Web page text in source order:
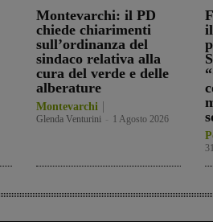
Montevarchi: il PD
chiede chiarimenti
sull’ordinanza del
sindaco relativa alla
cura del verde e delle
alberature
Montevarchi
Glenda Venturini 1 Agosto 2026